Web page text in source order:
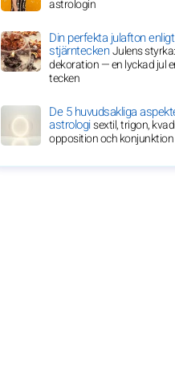
astrologin
Din perfekta julafton
stjärnteckenJulens
dekoration — en lyckad jul
tecken
De 5 huvudsakliga
astrologisextil, trigon,
opposition och konjunktion